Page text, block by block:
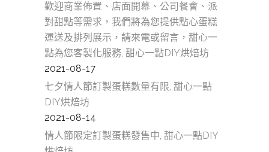
歡迎商業佈置、店面開幕、公司餐會、派
對甜點等需求，我們將為您提供點心蛋糕
運送及排列展示，請來電或留言，甜心一
點為您客製化服務, 甜心一點DIY烘焙坊
2021-08-17
七夕情人節訂製蛋糕數量有限, 甜心一點
DIY烘焙坊
2021-08-14
情人節限定訂製蛋糕發售中, 甜心一點DIY